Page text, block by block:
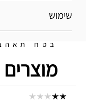
שימוש
בטח